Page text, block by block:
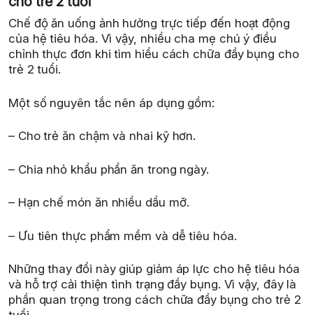
Chế độ ăn uống ảnh hưởng trực tiếp đến hoạt động
của hệ tiêu hóa. Vì vậy, nhiều cha mẹ chú ý điều
chỉnh thực đơn khi tìm hiểu cách chữa đầy bụng cho
trẻ 2 tuổi.
Một số nguyên tắc nên áp dụng gồm:
– Cho trẻ ăn chậm và nhai kỹ hơn.
– Chia nhỏ khẩu phần ăn trong ngày.
– Hạn chế món ăn nhiều dầu mỡ.
– Ưu tiên thực phẩm mềm và dễ tiêu hóa.
Những thay đổi này giúp giảm áp lực cho hệ tiêu hóa
và hỗ trợ cải thiện tình trạng đầy bụng. Vì vậy, đây là
phần quan trọng trong cách chữa đầy bụng cho trẻ 2